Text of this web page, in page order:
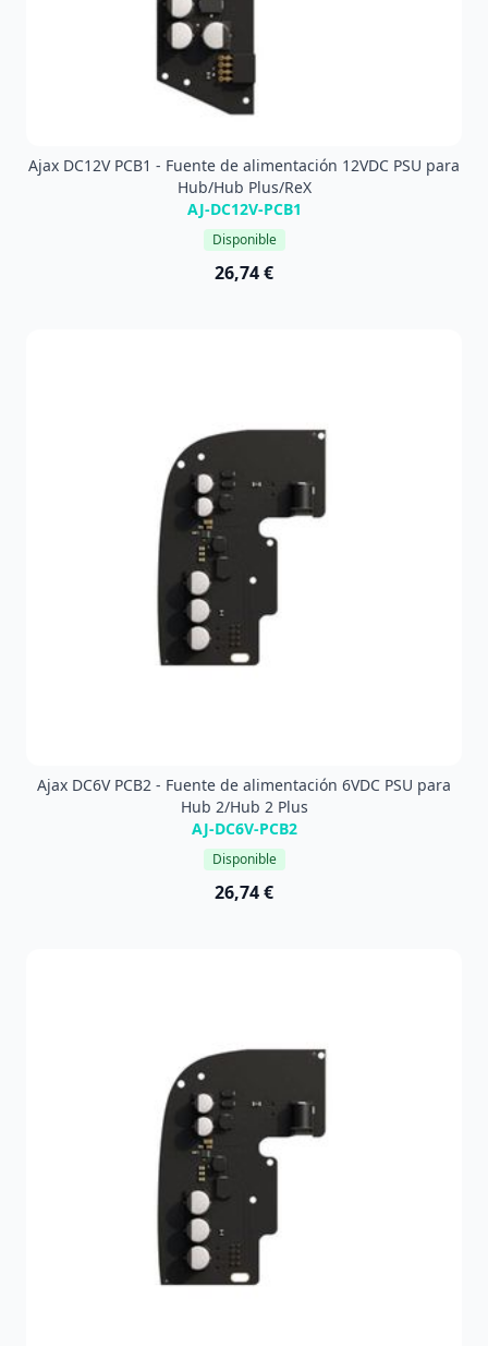
Ajax DC12V PCB1 - Fuente de alimentación 12VDC PSU para
Hub/Hub Plus/ReX
AJ-DC12V-PCB1
Disponible
26,74 €
Ajax DC6V PCB2 - Fuente de alimentación 6VDC PSU para
Hub 2/Hub 2 Plus
AJ-DC6V-PCB2
Disponible
26,74 €